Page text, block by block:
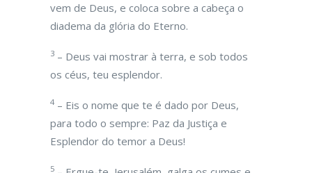
vem de Deus, e coloca sobre a cabeça o
diadema da glória do Eterno.
3 – Deus vai mostrar à terra, e sob todos
os céus, teu esplendor.
4 – Eis o nome que te é dado por Deus,
para todo o sempre: Paz da Justiça e
Esplendor do temor a Deus!
5